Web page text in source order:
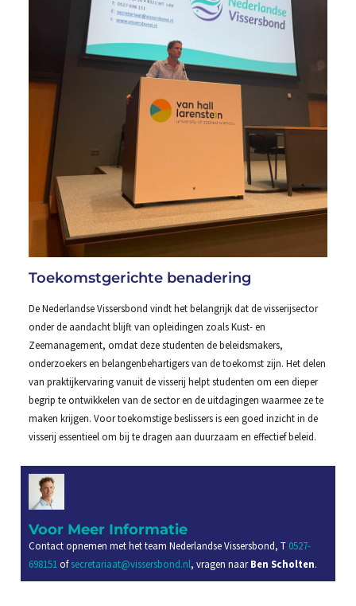
Toekomstgerichte benadering
De Nederlandse Vissersbond vindt het belangrijk dat de visserijsector
onder de aandacht blijft van opleidingen zoals Kust- en
Zeemanagement, omdat deze studenten de beleidsmakers,
onderzoekers en belangenbehartigers van de toekomst zijn. Het delen
van praktijkervaring vanuit de visserij helpt studenten om een dieper
begrip te ontwikkelen van de sector en de uitdagingen waarmee ze te
maken krijgen. Voor toekomstige beslissers is een goed inzicht in de
visserij essentieel om bij te dragen aan duurzaam en effectief beleid.
Voor Meer Informatie
Contact opnemen met het team Nederlandse Vissersbond, T 0527-
698151 ofsecretariaat@vissersbond.nl, vragen naarBen Scholten.